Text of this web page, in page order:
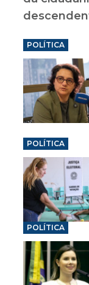
POLÍTICA
POLÍTICA
POLÍTICA